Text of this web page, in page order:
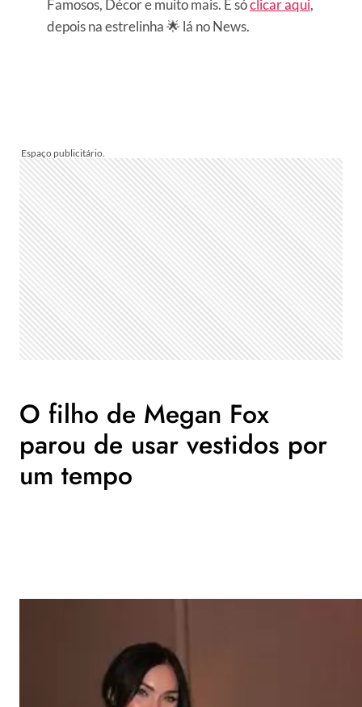
Famosos, Décor e muito mais. É sóclicar aqui,
depois na estrelinha 🌟 lá no News.
O filho de Megan Fox
parou de usar vestidos por
um tempo